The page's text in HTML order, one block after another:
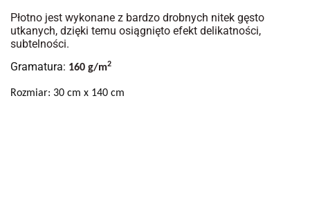
Płotno jest wykonane z bardzo drobnych nitek gęsto
utkanych, dzięki temu osiągnięto efekt delikatności,
subtelności.
Gramatura: 160 g/m2
Rozmiar: 30 cm x 140 cm